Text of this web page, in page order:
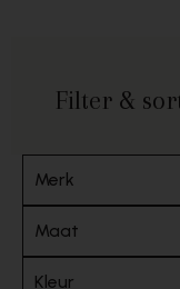
Filter &
Merk
Maat
Kleur